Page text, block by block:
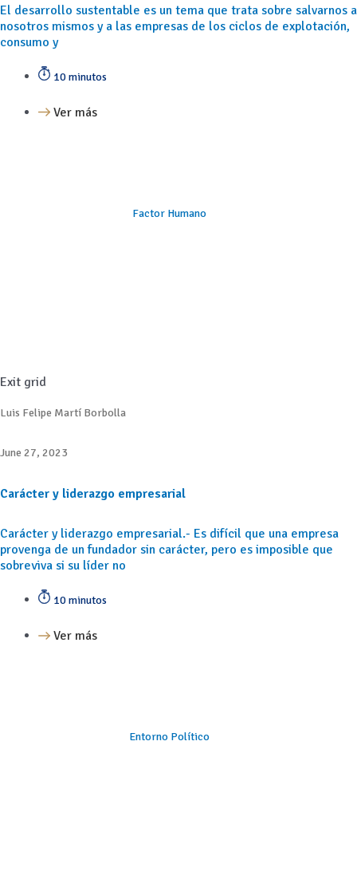
El desarrollo sustentable es un tema que trata sobre salvarnos a
nosotros mismos y a las empresas de los ciclos de explotación,
consumo y
10 minutos
Ver más
Factor Humano
Exit grid
Luis Felipe Martí Borbolla
June 27, 2023
Carácter y liderazgo empresarial
Carácter y liderazgo empresarial.- Es difícil que una empresa
provenga de un fundador sin carácter, pero es imposible que
sobreviva si su líder no
10 minutos
Ver más
Entorno Político